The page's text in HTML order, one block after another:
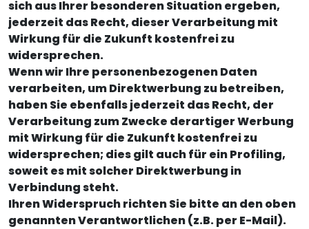
sich aus Ihrer besonderen Situation ergeben,
jederzeit das Recht, dieser Verarbeitung mit
Wirkung für die Zukunft kostenfrei zu
widersprechen.
Wenn wir Ihre personenbezogenen Daten
verarbeiten, um Direktwerbung zu betreiben,
haben Sie ebenfalls jederzeit das Recht, der
Verarbeitung zum Zwecke derartiger Werbung
mit Wirkung für die Zukunft kostenfrei zu
widersprechen; dies gilt auch für ein Profiling,
soweit es mit solcher Direktwerbung in
Verbindung steht.
Ihren Widerspruch richten Sie bitte an den oben
genannten Verantwortlichen (z.B. per E-Mail).